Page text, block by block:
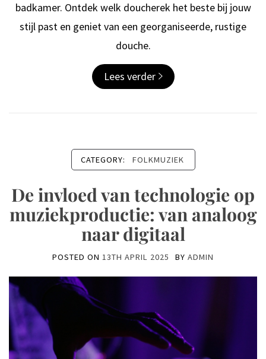
badkamer. Ontdek welk doucherek het beste bij jouw
stijl past en geniet van een georganiseerde, rustige
douche.
Lees verder
CATEGORY: FOLKMUZIEK
De invloed van technologie op
muziekproductie: van analoog
naar digitaal
POSTED ON 13TH APRIL 2025 BY ADMIN